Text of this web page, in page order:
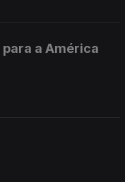
a América